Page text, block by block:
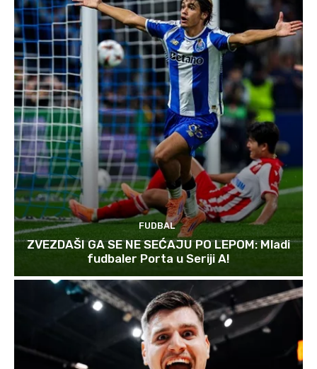
FUDBAL
ZVEZDAŠI GA SE NE SEĆAJU PO LEPOM: Mladi
fudbaler Porta u Seriji A!